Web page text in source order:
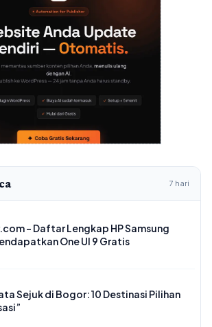
7 hari
– Daftar Lengkap HP Samsung
One UI 9 Gratis
Sejuk di Bogor: 10 Destinasi Pilihan